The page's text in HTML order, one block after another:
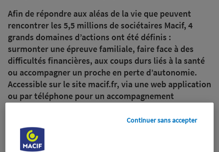
Afin de répondre aux aléas de la vie que peuvent
rencontrer les 5,5 millions de sociétaires Macif, 4
grands domaines d’actions ont été définis :
surmonter une épreuve familiale, faire face à des
difficultés financières, aux coups durs liés à la santé
ou accompagner un proche en perte d’autonomie.
Accessible sur le site macif.fr, via une web application
ou par téléphone pour un accompagnement
disponible gratuitement pour tous les sociétaires
Macif, sans condition particulière.
Continuer sans accepter